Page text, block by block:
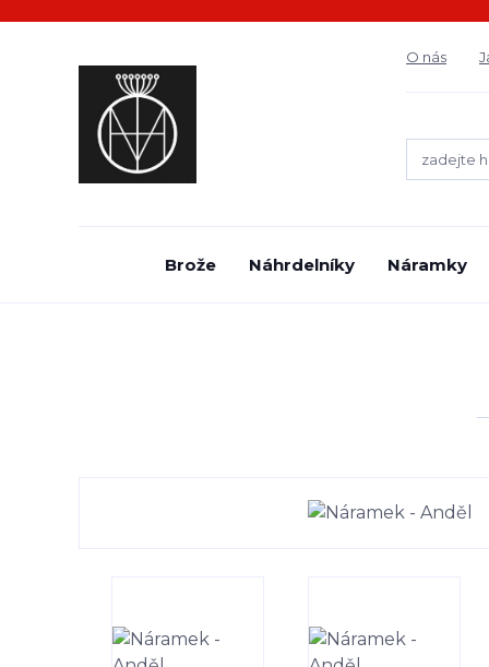
O nás
Brože Náhrdelníky Náramky